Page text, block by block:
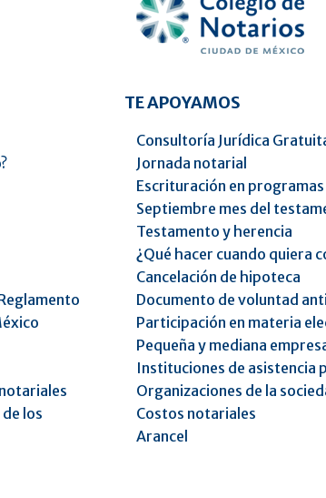
los
TE APOYAMOS
Consultoría Jurídica
Jornada notarial
Escrituración en programas
Septiembre mes del
Testamento y herencia
¿Qué hacer cuando quiera
Cancelación de hipoteca
Documento de voluntad
Participación en materia
Pequeña y mediana
Instituciones de asistencia
Organizaciones de la
Costos notariales
Arancel